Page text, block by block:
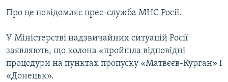
Про це повідомляє прес-служба МНС Росії.
У Міністерстві надзвичайних ситуацій Росії
заявляють, що колона «пройшла відповідні
процедури на пунктах пропуску «Матвєєв-Курган» і
«Донецьк».